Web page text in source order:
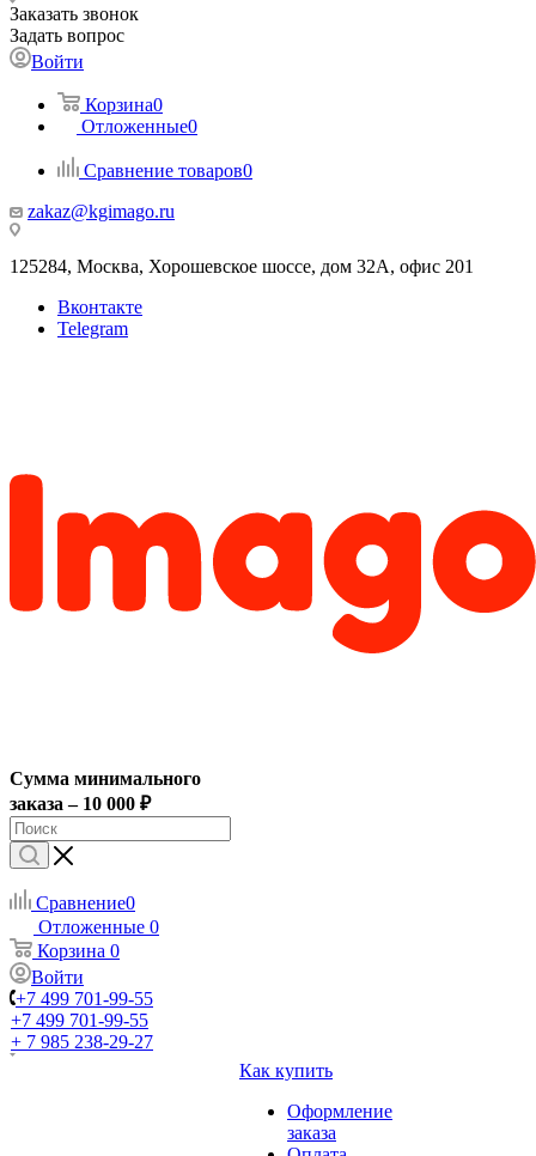
Заказать звонок
Задать вопрос
Войти
Корзина0
Отложенные0
Сравнение товаров0
zakaz@kgimago.ru
125284, Москва, Хорошевское шоссе, дом 32А, офис 201
Вконтакте
Telegram
Сумма минимального
заказа – 10 000 ₽
Сравнение0
Отложенные 0
Корзина 0
Войти
+7 499 701-99-55
+7 499 701-99-55
+ 7 985 238-29-27
Как купить
Оформление
заказа